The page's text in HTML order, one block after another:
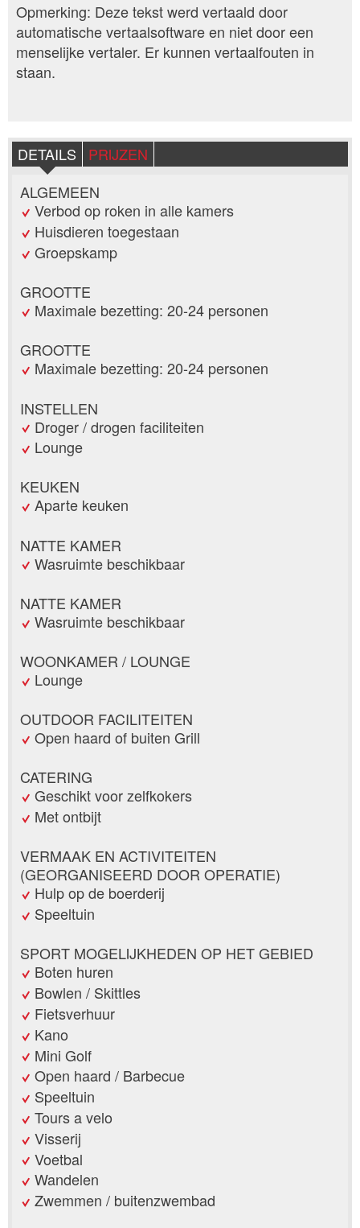
Opmerking: Deze tekst werd vertaald door
automatische vertaalsoftware en niet door een
menselijke vertaler. Er kunnen vertaalfouten in
staan.
DETAILS
PRIJZEN
ALGEMEEN
Verbod op roken in alle kamers
Huisdieren toegestaan
Groepskamp
GROOTTE
Maximale bezetting: 20-24 personen
GROOTTE
Maximale bezetting: 20-24 personen
INSTELLEN
Droger / drogen faciliteiten
Lounge
KEUKEN
Aparte keuken
NATTE KAMER
Wasruimte beschikbaar
NATTE KAMER
Wasruimte beschikbaar
WOONKAMER / LOUNGE
Lounge
OUTDOOR FACILITEITEN
Open haard of buiten Grill
CATERING
Geschikt voor zelfkokers
Met ontbijt
VERMAAK EN ACTIVITEITEN
(GEORGANISEERD DOOR OPERATIE)
Hulp op de boerderij
Speeltuin
SPORT MOGELIJKHEDEN OP HET GEBIED
Boten huren
Bowlen / Skittles
Fietsverhuur
Kano
Mini Golf
Open haard / Barbecue
Speeltuin
Tours a velo
Visserij
Voetbal
Wandelen
Zwemmen / buitenzwembad